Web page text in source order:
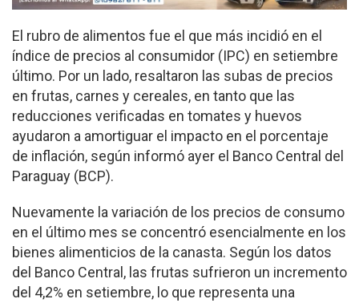
El rubro de alimentos fue el que más incidió en el
índice de precios al consumidor (IPC) en setiembre
último. Por un lado, resaltaron las subas de precios
en frutas, carnes y cereales, en tanto que las
reducciones verificadas en tomates y huevos
ayudaron a amortiguar el impacto en el porcentaje
de inflación, según informó ayer el Banco Central del
Paraguay (BCP).
Nuevamente la variación de los precios de consumo
en el último mes se concentró esencialmente en los
bienes alimenticios de la canasta. Según los datos
del Banco Central, las frutas sufrieron un incremento
del 4,2% en setiembre, lo que representa una